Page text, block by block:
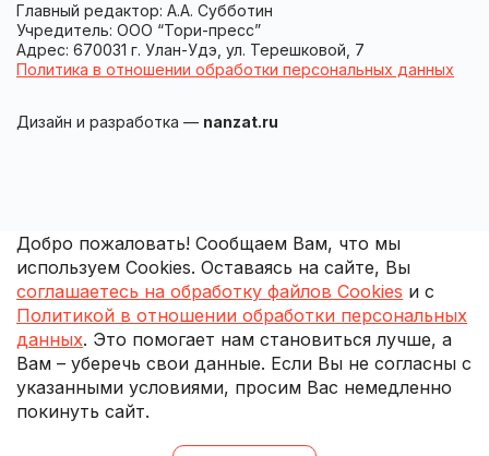
Главный редактор: А.А. Субботин
Учредитель: ООО “Тори-пресс”
Адрес: 670031 г. Улан-Удэ, ул. Терешковой, 7
Политика в отношении обработки персональных данных
Дизайн и разработка — nanzat.ru
Добро пожаловать! Сообщаем Вам, что мы
используем Cookies. Оставаясь на сайте, Вы
соглашаетесь на обработку файлов Cookies и с
Политикой в отношении обработки персональных
данных. Это помогает нам становиться лучше, а
Вам – уберечь свои данные. Если Вы не согласны с
указанными условиями, просим Вас немедленно
покинуть сайт.